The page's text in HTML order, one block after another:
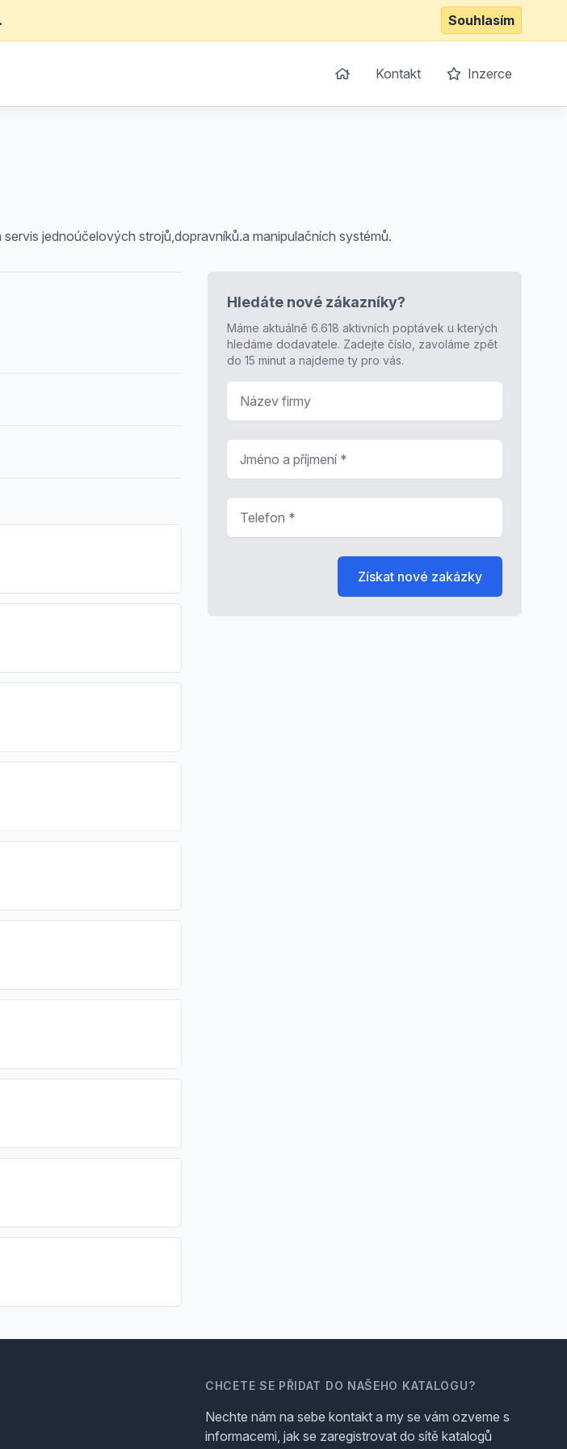
Souhlasím
Kontakt Inzerce
jednoúčelových strojů,dopravníků.a manipulačních systémů.
Hledáte nové zákazníky?
Máme aktuálně 6.618 aktivních poptávek u kterých
hledáme dodavatele. Zadejte číslo, zavoláme zpět
do 15 minut a najdeme ty pro vás.
Získat nové zakázky
CHCETE SE PŘIDAT DO NAŠEHO KATALOGU?
Nechte nám na sebe kontakt a my se vám ozveme s
informacemi, jak se zaregistrovat do sítě katalogů